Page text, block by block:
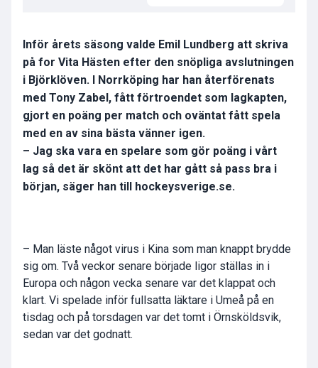
Inför årets säsong valde Emil Lundberg att skriva
på for Vita Hästen efter den snöpliga avslutningen
i Björklöven. I Norrköping har han återförenats
med Tony Zabel, fått förtroendet som lagkapten,
gjort en poäng per match och oväntat fått spela
med en av sina bästa vänner igen.
– Jag ska vara en spelare som gör poäng i vårt
lag så det är skönt att det har gått så pass bra i
början, säger han till hockeysverige.se.
– Man läste något virus i Kina som man knappt brydde
sig om. Två veckor senare började ligor ställas in i
Europa och någon vecka senare var det klappat och
klart. Vi spelade inför fullsatta läktare i Umeå på en
tisdag och på torsdagen var det tomt i Örnsköldsvik,
sedan var det godnatt.